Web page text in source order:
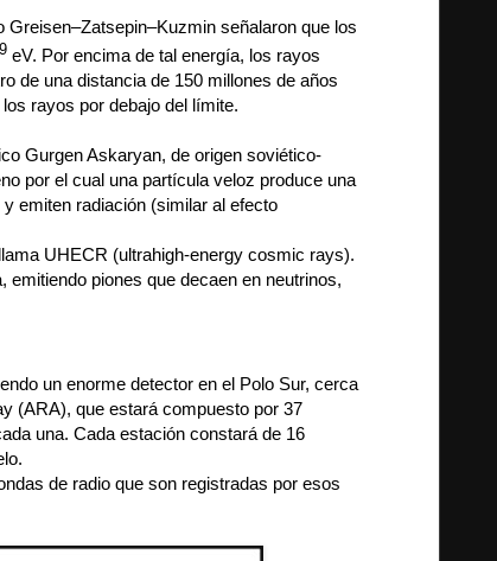
señalaron que los
eV. Por encima de tal energía, los rayos
de una distancia de 150 millones de años
rayos por debajo del límite.
Gurgen Askaryan, de origen soviético-
por el cual una partícula veloz produce una
emiten radiación (similar al efecto
UHECR (ultrahigh-energy cosmic rays).
piones que decaen en neutrinos,
un enorme detector en el Polo Sur, cerca
(ARA), que estará compuesto por 37
una. Cada estación constará de 16
de radio que son registradas por esos